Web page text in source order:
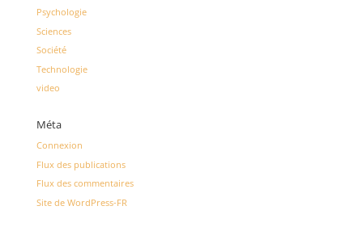
Psychologie
Sciences
Société
Technologie
video
Méta
Connexion
Flux des publications
Flux des commentaires
Site de WordPress-FR